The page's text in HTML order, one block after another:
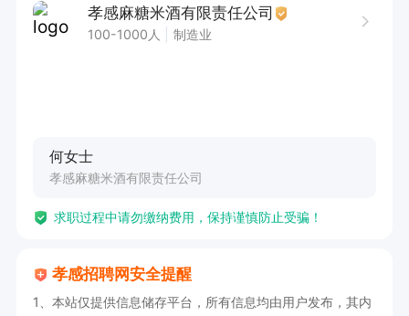
有意向者请投简历，直接给我们打电话！
孝感麻糖米酒有限责任公司
100-1000人 制造业
何女士
孝感麻糖米酒有限责任公司
求职过程中请勿缴纳费用，保持谨慎防止受骗！
孝感招聘网安全提醒
1、本站仅提供信息储存平台，所有信息均由用户发布，其内